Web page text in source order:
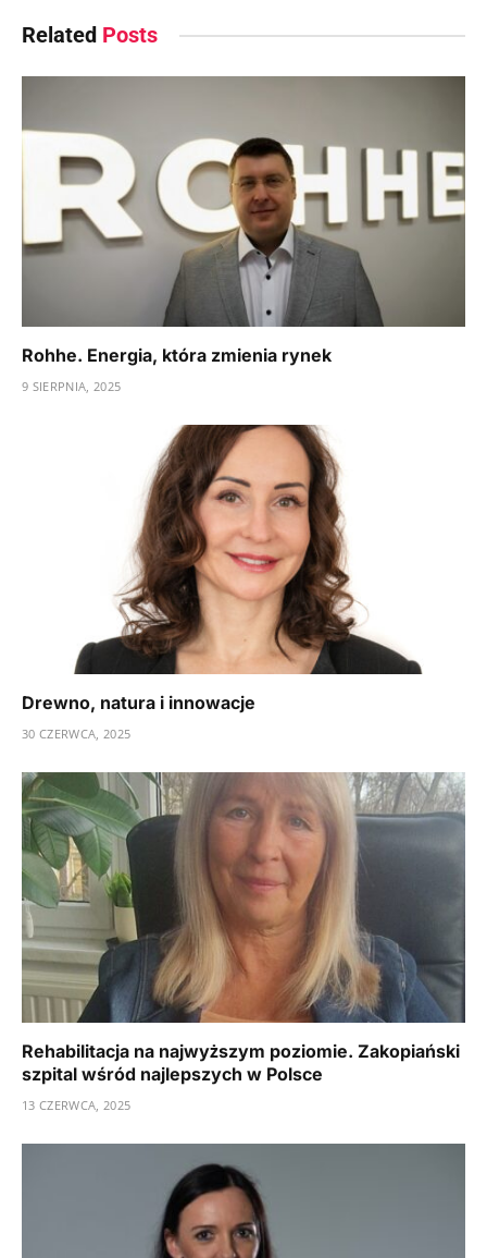
Related Posts
Rohhe. Energia, która zmienia rynek
9 SIERPNIA, 2025
Drewno, natura i innowacje
30 CZERWCA, 2025
Rehabilitacja na najwyższym poziomie. Zakopiański
szpital wśród najlepszych w Polsce
13 CZERWCA, 2025